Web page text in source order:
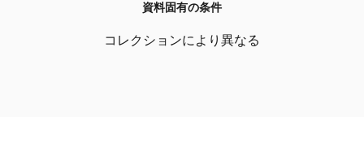
資料固有の条件
コレクションにより異なる